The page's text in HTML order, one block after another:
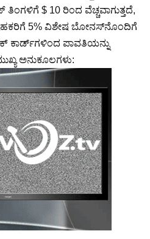
$ 10 ರಿಂದ ವೆಚ್ಚವಾಗುತ್ತದೆ,
5% ವಿಶೇಷ ಬೋನಸ್‌ನೊಂದಿಗೆ
ಕಾರ್ಡ್‌ಗಳಿಂದ ಪಾವತಿಯನ್ನು
ಅನುಕೂಲಗಳು: